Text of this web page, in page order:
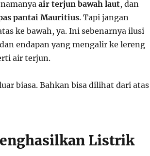
air terjun bawah laut, dan
pantai Mauritius. Tapi jangan
ke bawah, ya. Ini sebenarnya ilusi
endapan yang mengalir ke lereng
air terjun.
biasa. Bahkan bisa dilihat dari atas
Listrik